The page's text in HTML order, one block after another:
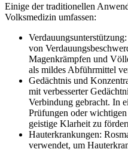
Einige der traditionellen
Volksmedizin umfassen:
von
Magenkrämpfen und
als mildes Abführmittel
Gedächtnis und
mit verbesserter
Verbindung gebracht. In
Prüfungen oder
geistige Klarheit zu
Hauterkrankungen:
verwendet, um